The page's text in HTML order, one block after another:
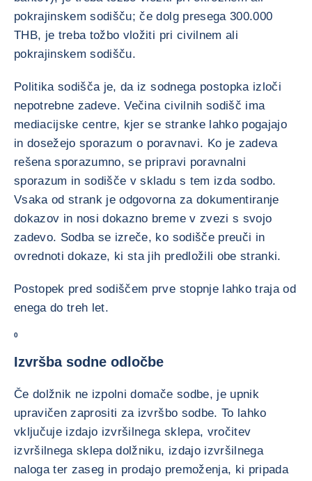
pokrajinskem sodišču; če dolg presega 300.000
THB, je treba tožbo vložiti pri civilnem ali
pokrajinskem sodišču.
Politika sodišča je, da iz sodnega postopka izloči
nepotrebne zadeve. Večina civilnih sodišč ima
mediacijske centre, kjer se stranke lahko pogajajo
in dosežejo sporazum o poravnavi. Ko je zadeva
rešena sporazumno, se pripravi poravnalni
sporazum in sodišče v skladu s tem izda sodbo.
Vsaka od strank je odgovorna za dokumentiranje
dokazov in nosi dokazno breme v zvezi s svojo
zadevo. Sodba se izreče, ko sodišče preuči in
ovrednoti dokaze, ki sta jih predložili obe stranki.
Postopek pred sodiščem prve stopnje lahko traja od
enega do treh let.
0
Izvršba sodne odločbe
Če dolžnik ne izpolni domače sodbe, je upnik
upravičen zaprositi za izvršbo sodbe. To lahko
vključuje izdajo izvršilnega sklepa, vročitev
izvršilnega sklepa dolžniku, izdajo izvršilnega
naloga ter zaseg in prodajo premoženja, ki pripada